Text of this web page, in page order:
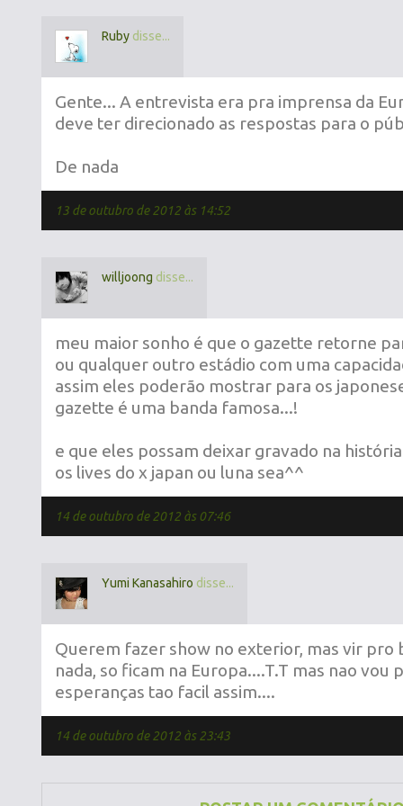
Ruby disse...
Gente... A entrevista era pra imprensa da
deve ter direcionado as respostas para o
De nada
13 de outubro de 2012 às 14:52
willjoong disse...
meu maior sonho é que o gazette retorne
ou qualquer outro estádio com uma
assim eles poderão mostrar para os
gazette é uma banda famosa...!
e que eles possam deixar gravado na
os lives do x japan ou luna sea^^
14 de outubro de 2012 às 07:46
Yumi Kanasahiro disse...
Querem fazer show no exterior, mas vir pro
nada, so ficam na Europa....T.T mas nao vou
esperanças tao facil assim....
14 de outubro de 2012 às 23:43